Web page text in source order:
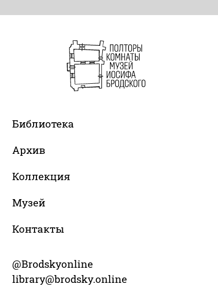
Библиотека
Архив
Коллекция
Музей
Контакты
@Brodskyonline
library@brodsky.online